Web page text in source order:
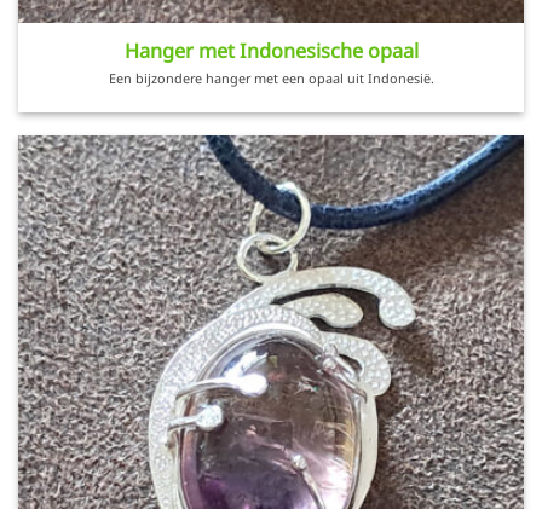
Hanger met Indonesische opaal
Een bijzondere hanger met een opaal uit Indonesië.